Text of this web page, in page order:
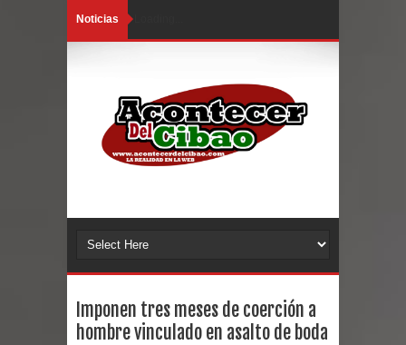
Noticias
Imponen tres meses de coerción a
hombre vinculado en asalto de boda